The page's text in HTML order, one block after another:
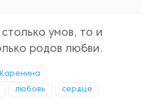
умов, то и
родов любви.
любовь сердце